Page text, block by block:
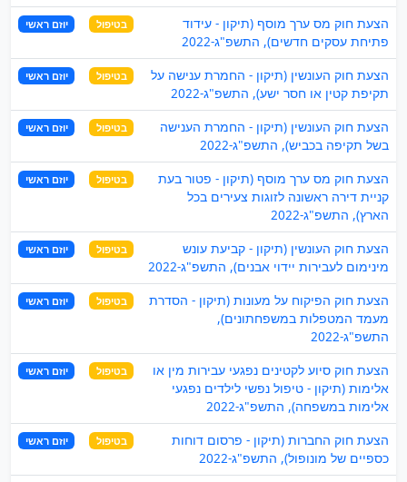
הצעת חוק מס ערך מוסף (תיקון - עידוד
פתיחת עסקים חדשים), התשפ"ג-2022
בטיפול יוזם ראשי
הצעת חוק העונשין (תיקון - החמרת ענישה על
תקיפת קטין או חסר ישע), התשפ"ג-2022
בטיפול יוזם ראשי
הצעת חוק העונשין (תיקון - החמרת הענישה
בשל תקיפה בכביש), התשפ"ג-2022
בטיפול יוזם ראשי
הצעת חוק מס ערך מוסף (תיקון - פטור בעת
קניית דירה ראשונה לזוגות צעירים בכל
הארץ), התשפ"ג-2022
בטיפול יוזם ראשי
הצעת חוק העונשין (תיקון - קביעת עונש
מינימום לעבירות יידוי אבנים), התשפ"ג-2022
בטיפול יוזם ראשי
הצעת חוק הפיקוח על מעונות (תיקון - הסדרת
מעמד המטפלות במשפחתונים),
התשפ"ג-2022
בטיפול יוזם ראשי
הצעת חוק סיוע לקטינים נפגעי עבירות מין או
אלימות (תיקון - טיפול נפשי לילדים נפגעי
אלימות במשפחה), התשפ"ג-2022
בטיפול יוזם ראשי
הצעת חוק החברות (תיקון - פרסום דוחות
כספיים של מונופול), התשפ"ג-2022
בטיפול יוזם ראשי